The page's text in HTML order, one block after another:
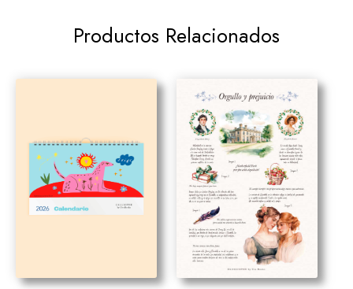
Productos Relacionados